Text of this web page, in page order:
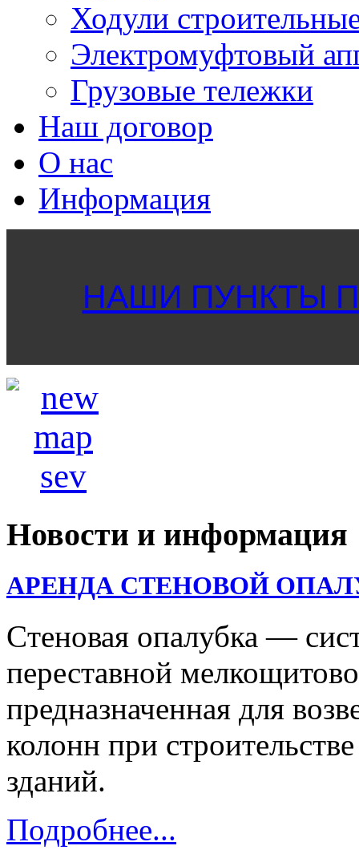
Ходули
Электромуфтовый
Грузовые тележки
Наш договор
О нас
Информация
НАШИ ПУНКТЫ
Новости и информация
АРЕНДА СТЕНОВОЙ
Cтеновая опалубка —
переставной
предназначенная для
колонн при
зданий.
Подробнее...